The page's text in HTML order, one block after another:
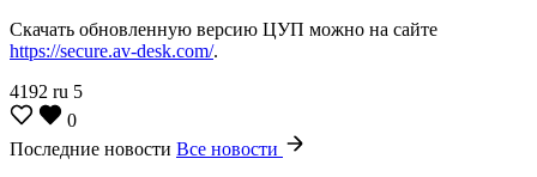
Скачать обновленную версию ЦУП можно на сайте
https://secure.av-desk.com/.
4192 ru 5
0
Последние новости Все новости